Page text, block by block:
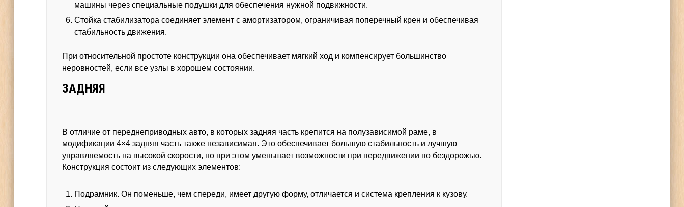
машины через специальные подушки для обеспечения нужной подвижности.
Стойка стабилизатора соединяет элемент с амортизатором, ограничивая поперечный крен и обеспечивая
стабильность движения.
При относительной простоте конструкции она обеспечивает мягкий ход и компенсирует большинство
неровностей, если все узлы в хорошем состоянии.
ЗАДНЯЯ
В отличие от переднеприводных авто, в которых задняя часть крепится на полузависимой раме, в
модификации 4×4 задняя часть также независимая. Это обеспечивает большую стабильность и лучшую
управляемость на высокой скорости, но при этом уменьшает возможности при передвижении по бездорожью.
Конструкция состоит из следующих элементов:
Подрамник. Он поменьше, чем спереди, имеет другую форму, отличается и система крепления к кузову.